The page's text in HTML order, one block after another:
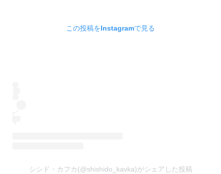
この投稿をInstagramで見る
シシド・カフカ(@shishido_kavka)がシェアした投稿